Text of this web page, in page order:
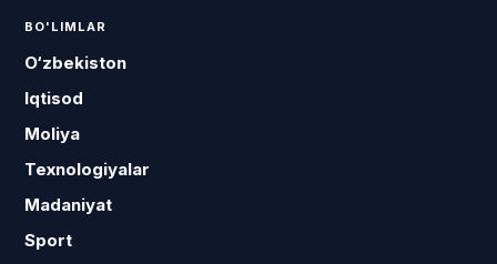
BO'LIMLAR
O‘zbekiston
Iqtisod
Moliya
Texnologiyalar
Madaniyat
Sport